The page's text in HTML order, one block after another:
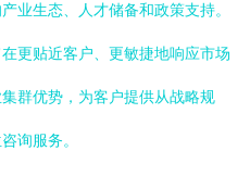
业生态、人才储备和政策支持。
更贴近客户、更敏捷地响应市场
群优势，为客户提供从战略规
询服务。